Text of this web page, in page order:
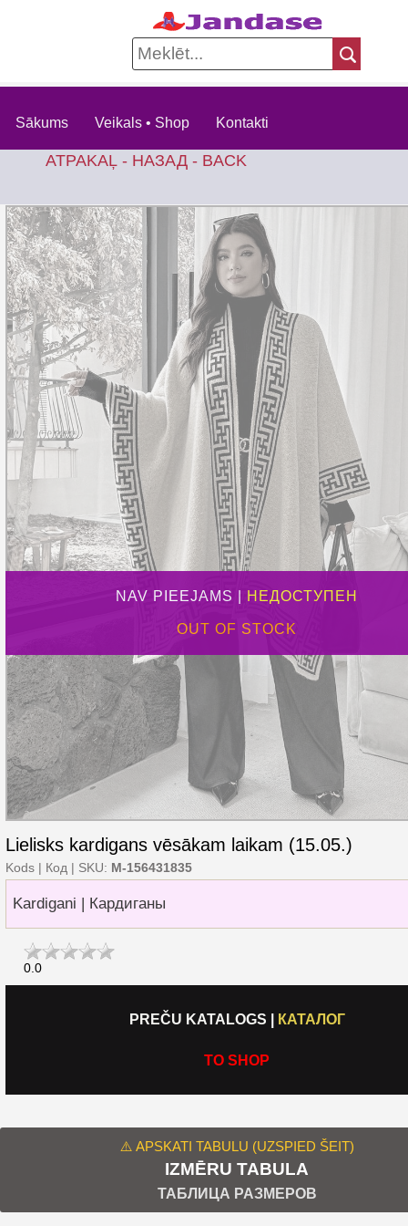
Sākums Veikals • Shop Kontakti
ATPAKAĻ - НАЗАД - BACK
NAV PIEEJAMS | НЕДОСТУПЕН
OUT OF STOCK
Lielisks kardigans vēsākam laikam (15.05.)
Kods | Код | SKU: M-156431835
Kardigani | Кардиганы
0.0
PREČU KATALOGS КАТАЛОГ
TO SHOP
⚠️ APSKATI TABULU (UZSPIED ŠEIT)
IZMĒRU TABULA
ТАБЛИЦА РАЗМЕРОВ